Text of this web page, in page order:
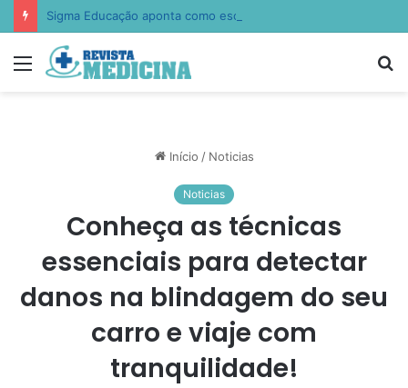
Menu
Início / Noticias
Noticias
Conheça as técnicas
essenciais para detectar
danos na blindagem do seu
carro e viaje com
tranquilidade!